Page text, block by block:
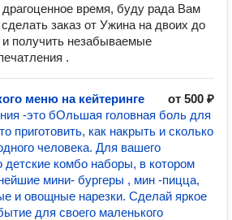
драгоценное время, буду рада Вам
заказ от Ужина на двоих до
и получить незабываемые
.
меню на кейтеринге
от 500 ₽
-это бОльшая головная боль для
приготовить, как накрыть и сколько
человека. Для вашего
детские комбо наборы, в котором
мини- бургеры , мин -пицца,
и овощные нарезки. Сделай яркое
для своего маленького